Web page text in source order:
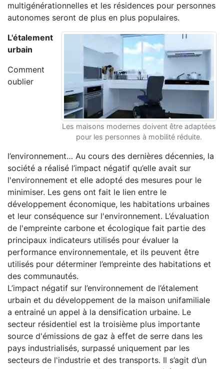
multigénérationnelles et les résidences pour personnes
autonomes seront de plus en plus populaires.
Les maisons modernes doivent être adaptées
pour les personnes à mobilité réduite.
L'étalement
urbain
Comment
oublier
l’environnement… Au cours des dernières décennies, la
société a réalisé l’impact négatif qu’elle avait sur
l'environnement et elle adopté des mesures pour le
minimiser. Les gens ont fait le lien entre le
développement économique, les habitations urbaines
et leur conséquence sur l'environnement. L’évaluation
de l'empreinte carbone et écologique fait partie des
principaux indicateurs utilisés pour évaluer la
performance environnementale, et ils peuvent être
utilisés pour déterminer l’empreinte des habitations et
des communautés.
L’impact négatif sur l’environnement de l’étalement
urbain et du développement de la maison unifamiliale
a entrainé un appel à la densification urbaine. Le
secteur résidentiel est la troisième plus importante
source d'émissions de gaz à effet de serre dans les
pays industrialisés, surpassé uniquement par les
secteurs de l'industrie et des transports. Il s’agit d’un